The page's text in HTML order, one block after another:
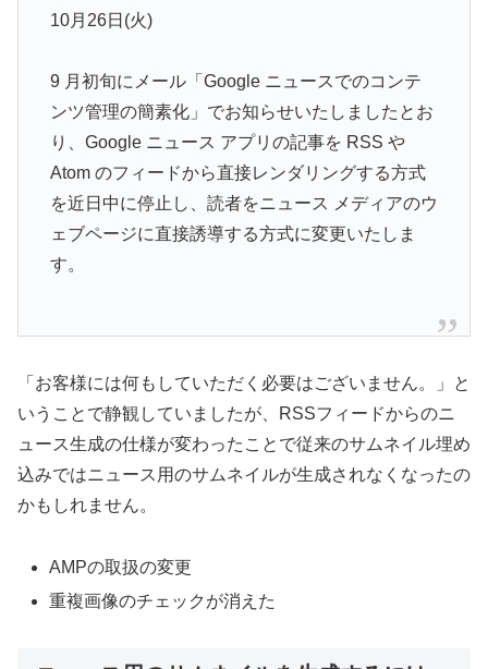
10月26日(火)
9 月初旬にメール「Google ニュースでのコンテ
ンツ管理の簡素化」でお知らせいたしましたとお
り、Google ニュース アプリの記事を RSS や
Atom のフィードから直接レンダリングする方式
を近日中に停止し、読者をニュース メディアのウ
ェブページに直接誘導する方式に変更いたしま
す。
「お客様には何もしていただく必要はございません。」と
いうことで静観していましたが、RSSフィードからのニ
ュース生成の仕様が変わったことで従来のサムネイル埋め
込みではニュース用のサムネイルが生成されなくなったの
かもしれません。
AMPの取扱の変更
重複画像のチェックが消えた